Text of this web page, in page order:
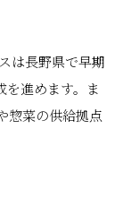
は長野県で早期
を進めます。ま
惣菜の供給拠点